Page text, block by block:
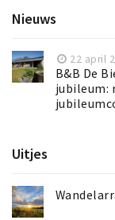
Nieuws
22 april
B&B De
jubileum:
Uitjes